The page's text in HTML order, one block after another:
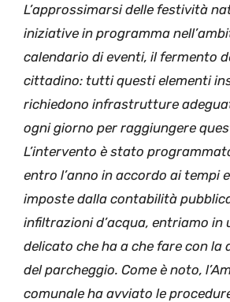
L’approssimarsi delle festività
iniziative in programma
calendario di eventi, il fermento
cittadino: tutti questi elementi
richiedono infrastrutture
ogni giorno per raggiungere
L’intervento è stato
entro l’anno in accordo ai tempi
imposte dalla contabilità
infiltrazioni d’acqua, entriamo in
delicato che ha a che fare con la
del parcheggio. Come è noto,
comunale ha avviato le